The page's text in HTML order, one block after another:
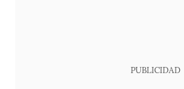
PUBLICIDAD